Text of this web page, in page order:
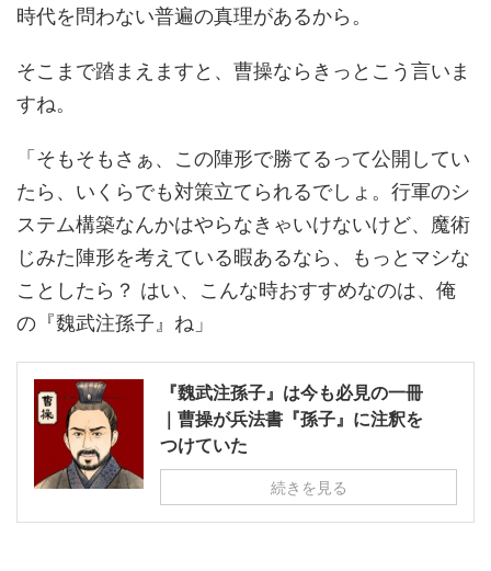
時代を問わない普遍の真理があるから。
そこまで踏まえますと、曹操ならきっとこう言いま
すね。
「そもそもさぁ、この陣形で勝てるって公開してい
たら、いくらでも対策立てられるでしょ。行軍のシ
ステム構築なんかはやらなきゃいけないけど、魔術
じみた陣形を考えている暇あるなら、もっとマシな
ことしたら？ はい、こんな時おすすめなのは、俺
の『魏武注孫子』ね」
『魏武注孫子』は今も必見の一冊
｜曹操が兵法書『孫子』に注釈を
つけていた
続きを見る